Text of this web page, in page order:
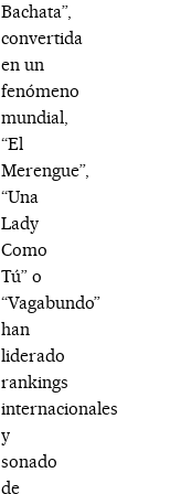
Bachata”,
convertida
en un
fenómeno
mundial,
“El
Merengue”,
“Una
Lady
Como
Tú” o
“Vagabundo”
han
liderado
rankings
internacionales
y
sonado
de